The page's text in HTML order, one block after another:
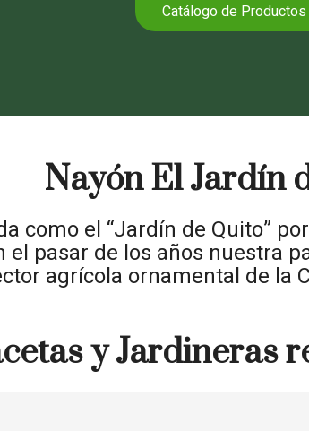
Catálogo de Productos
Nayón El Jardín
como el “Jardín de Quito”
el pasar de los años nuestra
agrícola ornamental de la
y Jardineras